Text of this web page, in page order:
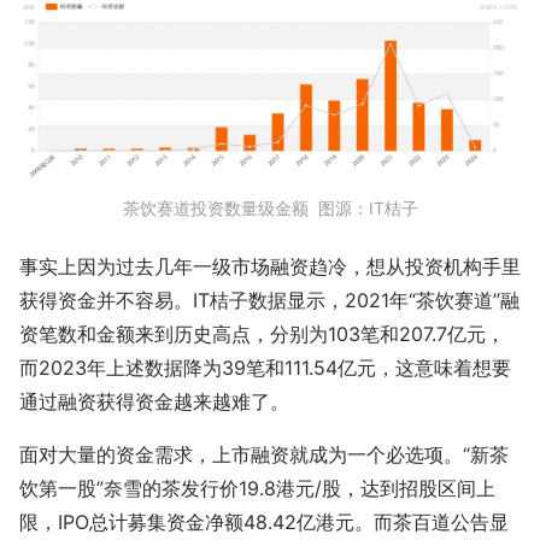
茶饮赛道投资数量级金额 图源：IT桔子
事实上因为过去几年一级市场融资趋冷，想从投资机构手里
获得资金并不容易。IT桔子数据显示，2021年“茶饮赛道”融
资笔数和金额来到历史高点，分别为103笔和207.7亿元，
而2023年上述数据降为39笔和111.54亿元，这意味着想要
通过融资获得资金越来越难了。
面对大量的资金需求，上市融资就成为一个必选项。“新茶
饮第一股”奈雪的茶发行价19.8港元/股，达到招股区间上
限，IPO总计募集资金净额48.42亿港元。而茶百道公告显